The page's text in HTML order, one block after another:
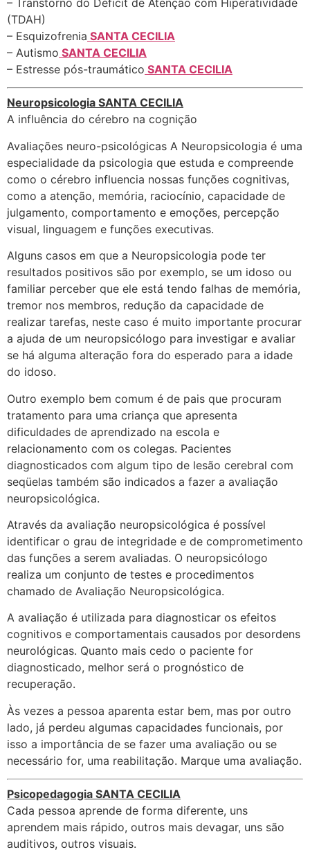
– Transtorno do Déficit de Atenção com Hiperatividade
(TDAH)
– Esquizofrenia SANTA CECILIA
– Autismo SANTA CECILIA
– Estresse pós-traumático SANTA CECILIA
Neuropsicologia SANTA CECILIA
A influência do cérebro na cognição
Avaliações neuro-psicológicas A Neuropsicologia é uma
especialidade da psicologia que estuda e compreende
como o cérebro influencia nossas funções cognitivas,
como a atenção, memória, raciocínio, capacidade de
julgamento, comportamento e emoções, percepção
visual, linguagem e funções executivas.
Alguns casos em que a Neuropsicologia pode ter
resultados positivos são por exemplo, se um idoso ou
familiar perceber que ele está tendo falhas de memória,
tremor nos membros, redução da capacidade de
realizar tarefas, neste caso é muito importante procurar
a ajuda de um neuropsicólogo para investigar e avaliar
se há alguma alteração fora do esperado para a idade
do idoso.
Outro exemplo bem comum é de pais que procuram
tratamento para uma criança que apresenta
dificuldades de aprendizado na escola e
relacionamento com os colegas. Pacientes
diagnosticados com algum tipo de lesão cerebral com
seqüelas também são indicados a fazer a avaliação
neuropsicológica.
Através da avaliação neuropsicológica é possível
identificar o grau de integridade e de comprometimento
das funções a serem avaliadas. O neuropsicólogo
realiza um conjunto de testes e procedimentos
chamado de Avaliação Neuropsicológica.
A avaliação é utilizada para diagnosticar os efeitos
cognitivos e comportamentais causados por desordens
neurológicas. Quanto mais cedo o paciente for
diagnosticado, melhor será o prognóstico de
recuperação.
Às vezes a pessoa aparenta estar bem, mas por outro
lado, já perdeu algumas capacidades funcionais, por
isso a importância de se fazer uma avaliação ou se
necessário for, uma reabilitação. Marque uma avaliação.
Psicopedagogia SANTA CECILIA
Cada pessoa aprende de forma diferente, uns
aprendem mais rápido, outros mais devagar, uns são
auditivos, outros visuais.